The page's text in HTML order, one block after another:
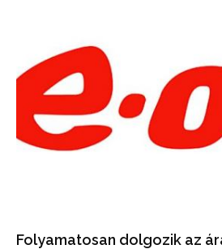
Folyamatosan dolgozik az